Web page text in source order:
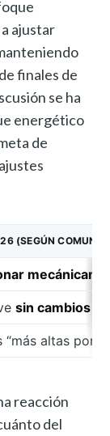
ajustar
finales de
se ha
energético
de
(SEGÚN
sin cambios
“más altas por
reacción
del